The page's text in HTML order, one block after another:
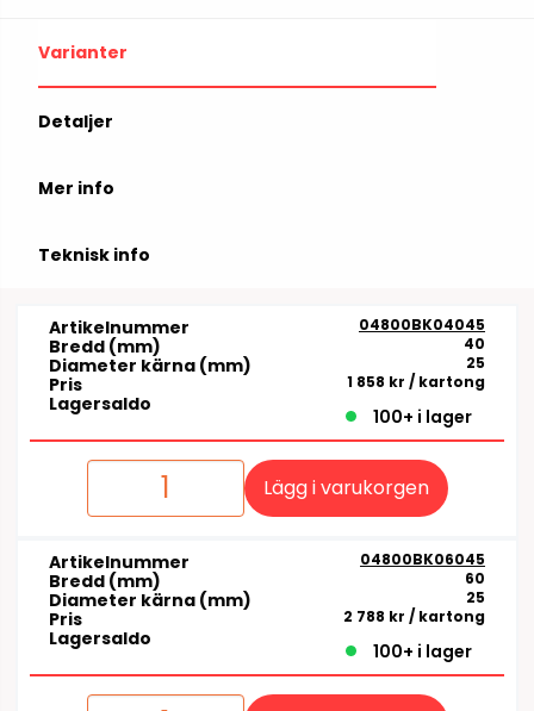
Varianter
Detaljer
Mer info
Teknisk info
Artikelnummer 04800BK04045
Bredd (mm) 40
Diameter kärna (mm) 25
Pris 1 858 kr / kartong
Lagersaldo
100+ i lager
Lägg i varukorgen
Artikelnummer 04800BK06045
Bredd (mm) 60
Diameter kärna (mm) 25
Pris 2 788 kr / kartong
Lagersaldo
100+ i lager